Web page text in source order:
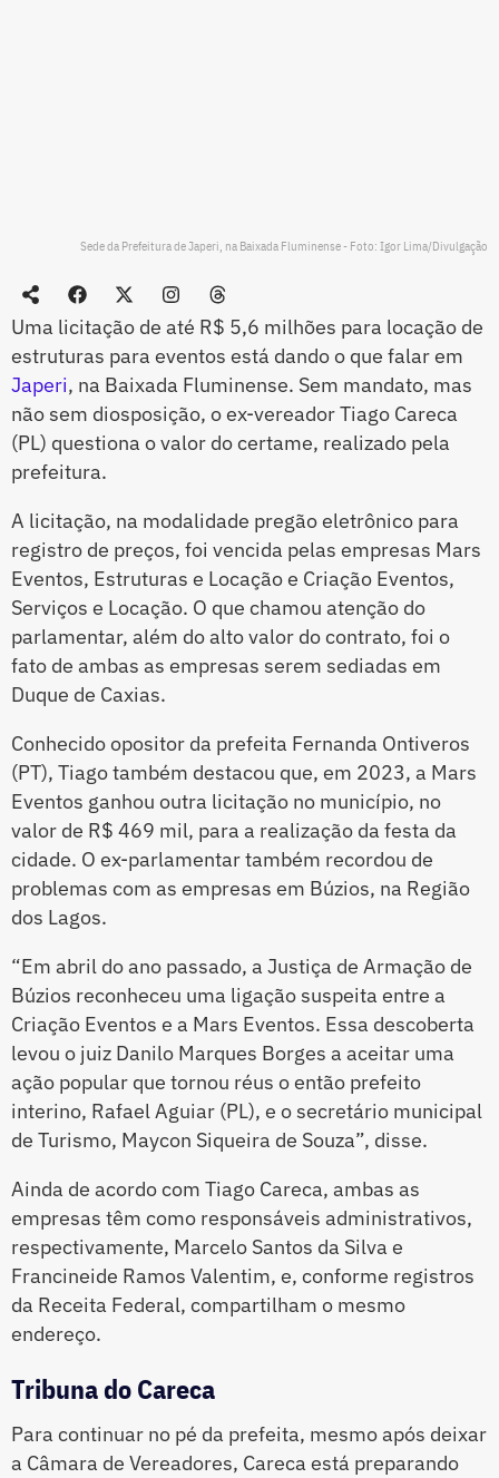
Sede da Prefeitura de Japeri, na Baixada Fluminense - Foto: Igor Lima/Divulgação
Uma licitação de até R$ 5,6 milhões para locação de
estruturas para eventos está dando o que falar em
Japeri, na Baixada Fluminense. Sem mandato, mas
não sem diosposição, o ex-vereador Tiago Careca
(PL) questiona o valor do certame, realizado pela
prefeitura.
A licitação, na modalidade pregão eletrônico para
registro de preços, foi vencida pelas empresas Mars
Eventos, Estruturas e Locação e Criação Eventos,
Serviços e Locação. O que chamou atenção do
parlamentar, além do alto valor do contrato, foi o
fato de ambas as empresas serem sediadas em
Duque de Caxias.
Conhecido opositor da prefeita Fernanda Ontiveros
(PT), Tiago também destacou que, em 2023, a Mars
Eventos ganhou outra licitação no município, no
valor de R$ 469 mil, para a realização da festa da
cidade. O ex-parlamentar também recordou de
problemas com as empresas em Búzios, na Região
dos Lagos.
“Em abril do ano passado, a Justiça de Armação de
Búzios reconheceu uma ligação suspeita entre a
Criação Eventos e a Mars Eventos. Essa descoberta
levou o juiz Danilo Marques Borges a aceitar uma
ação popular que tornou réus o então prefeito
interino, Rafael Aguiar (PL), e o secretário municipal
de Turismo, Maycon Siqueira de Souza”, disse.
Ainda de acordo com Tiago Careca, ambas as
empresas têm como responsáveis administrativos,
respectivamente, Marcelo Santos da Silva e
Francineide Ramos Valentim, e, conforme registros
da Receita Federal, compartilham o mesmo
endereço.
Tribuna do Careca
Para continuar no pé da prefeita, mesmo após deixar
a Câmara de Vereadores, Careca está preparando